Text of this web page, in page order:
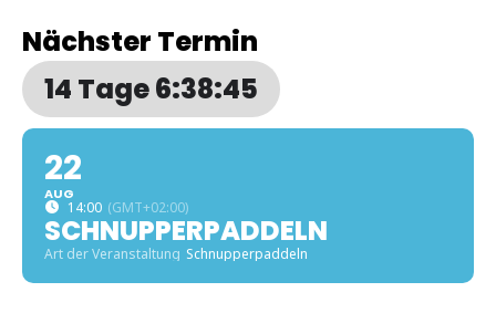
Nächster Termin
14 Tage 6:38:44
22
AUG
14:00 (GMT+02:00)
SCHNUPPERPADDELN
Art der Veranstaltung Schnupperpaddeln